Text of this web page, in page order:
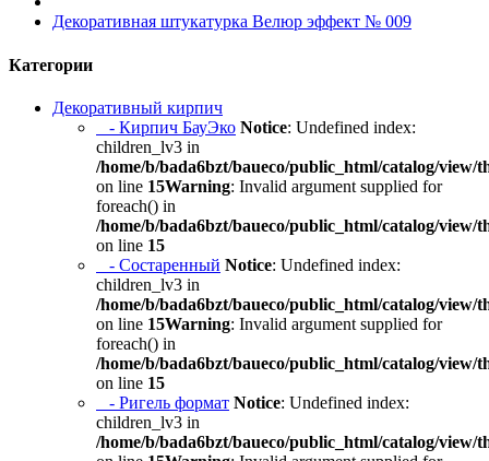
Декоративная штукатурка Велюр эффект № 009
Категории
Декоративный кирпич
- Кирпич БауЭко Notice: Undefined index:
children_lv3 in
/home/b/bada6bzt/baueco/public_html/catalog/view/
on line 15Warning: Invalid argument supplied for
foreach() in
/home/b/bada6bzt/baueco/public_html/catalog/view/
on line 15
- Состаренный Notice: Undefined index:
children_lv3 in
/home/b/bada6bzt/baueco/public_html/catalog/view/
on line 15Warning: Invalid argument supplied for
foreach() in
/home/b/bada6bzt/baueco/public_html/catalog/view/
on line 15
- Ригель формат Notice: Undefined index:
children_lv3 in
/home/b/bada6bzt/baueco/public_html/catalog/view/